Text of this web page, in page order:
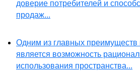
доверие потребителей и
продаж...
Одним из главных преимуществ
является возможность
использования пространства...